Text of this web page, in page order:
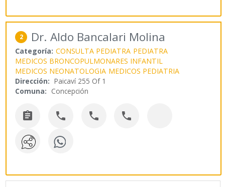
2 Dr. Aldo Bancalari Molina
Categoría: CONSULTA PEDIATRA PEDIATRA
MEDICOS BRONCOPULMONARES INFANTIL
MEDICOS NEONATOLOGIA MEDICOS PEDIATRIA
Dirección: Paicaví 255 Of 1
Comuna: Concepción
   